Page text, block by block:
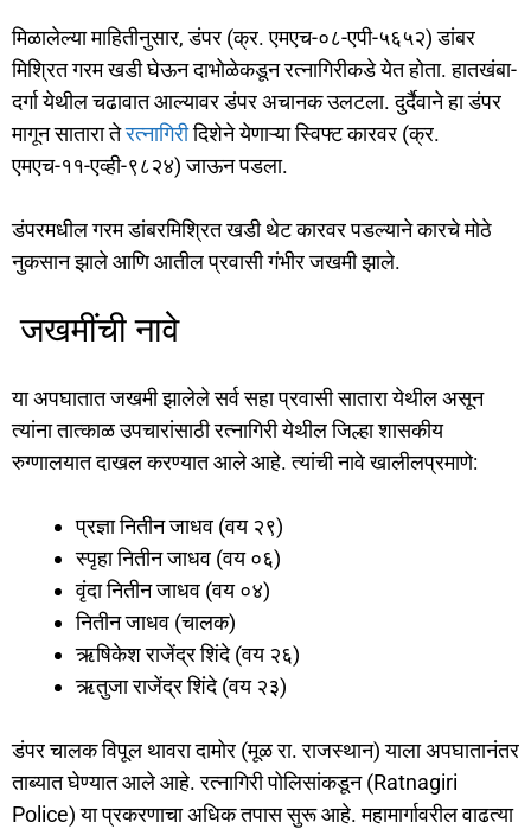
​मिळालेल्या माहितीनुसार, डंपर (क्र. एमएच-०८-एपी-५६५२) डांबर
मिश्रित गरम खडी घेऊन दाभोळेकडून रत्नागिरीकडे येत होता. हातखंबा-
दर्गा येथील चढावात आल्यावर डंपर अचानक उलटला. दुर्दैवाने हा डंपर
मागून सातारा तेरत्नागिरीदिशेने येणाऱ्या स्विफ्ट कारवर (क्र.
एमएच-११-एव्ही-९८२४) जाऊन पडला.
डंपरमधील गरम डांबरमिश्रित खडी थेट कारवर पडल्याने कारचे मोठे
नुकसान झाले आणि आतील प्रवासी गंभीर जखमी झाले.
जखमींची नावे
​या अपघातात जखमी झालेले सर्व सहा प्रवासी सातारा येथील असून
त्यांना तात्काळ उपचारांसाठी रत्नागिरी येथील जिल्हा शासकीय
रुग्णालयात दाखल करण्यात आले आहे. त्यांची नावे खालीलप्रमाणे:
​प्रज्ञा नितीन जाधव (वय २९)
​स्पृहा नितीन जाधव (वय ०६)
​वृंदा नितीन जाधव (वय ०४)
​नितीन जाधव (चालक)
​ऋषिकेश राजेंद्र शिंदे (वय २६)
​ऋतुजा राजेंद्र शिंदे (वय २३)
​डंपर चालक विपूल थावरा दामोर (मूळ रा. राजस्थान) याला अपघातानंतर
ताब्यात घेण्यात आले आहे. रत्नागिरी पोलिसांकडून (Ratnagiri
Police) या प्रकरणाचा अधिक तपास सुरू आहे. महामार्गावरील वाढत्या